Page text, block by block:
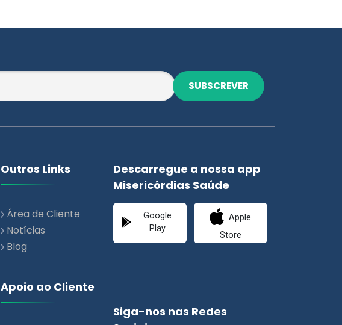
SUBSCREVER
Outros Links
Área de Cliente
Notícias
Blog
Apoio ao Cliente
Descarregue a nossa app
Misericórdias Saúde
Google
Play
Apple
Store
Siga-nos nas Redes